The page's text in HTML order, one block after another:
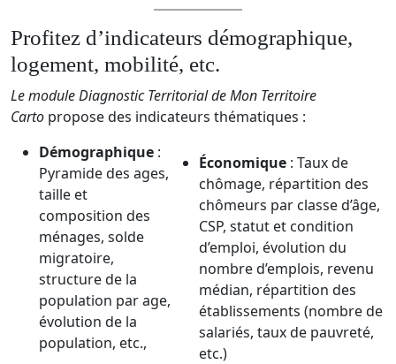
Profitez d’indicateurs démographique,
logement, mobilité, etc.
Le module Diagnostic Territorial de Mon Territoire
Carto propose des indicateurs thématiques :
Démographique :
Pyramide des ages,
taille et
composition des
ménages, solde
migratoire,
structure de la
population par age,
évolution de la
population, etc.,
Économique : Taux de
chômage, répartition des
chômeurs par classe d’âge,
CSP, statut et condition
d’emploi, évolution du
nombre d’emplois, revenu
médian, répartition des
établissements (nombre de
salariés, taux de pauvreté,
etc.)